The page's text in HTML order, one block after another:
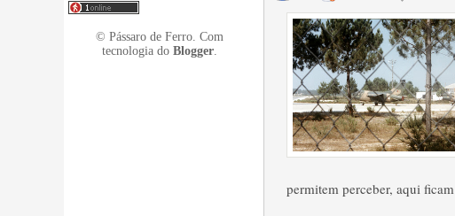
© Pássaro de Ferro. Com
tecnologia do Blogger.
permitem perceber, aqui